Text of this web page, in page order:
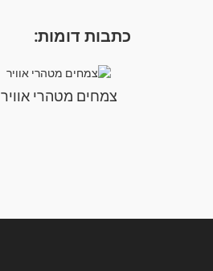
כתבות דומות:
צמחים מטהרי אוויר